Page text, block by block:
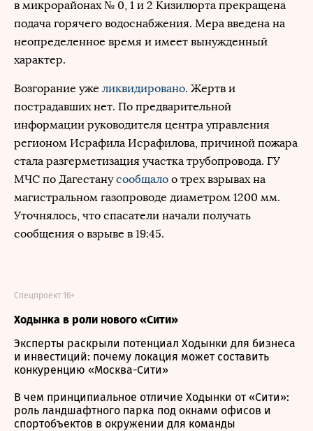
в микрорайонах № 0, 1 и 2 Кизилюрта прекращена
подача горячего водоснабжения. Мера введена на
неопределенное время и имеет вынужденный
характер.
Возгорание уже ликвидировано. Жертв и
пострадавших нет. По предварительной
информации руководителя центра управления
регионом Исрафила Исрафилова, причиной пожара
стала разгерметизация участка трубопровода. ГУ
МЧС по Дагестанусообщало о трех взрывах на
магистральном газопроводе диаметром 1200 мм.
Уточнялось, что спасатели начали получать
сообщения о взрыве в 19:45.
Ходынка в роли нового «Сити»
Спецпроект 16+
Эксперты раскрыли потенциал Ходынки для бизнеса
и инвестиций: почему локация может составить
конкуренцию «Москва-Сити»
В чем принципиальное отличие Ходынки от «Сити»:
роль ландшафтного парка под окнами офисов и
спортобъектов в окружении для команды